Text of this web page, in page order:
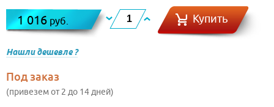
1 016 руб. Купить
Нашли дешевле ?
Под заказ
(привезем от 2 до 14 дней)